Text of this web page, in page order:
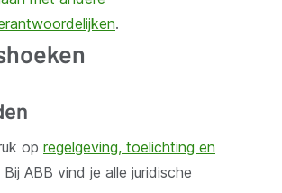
.
op regelgeving, toelichting en
Bij ABB vind je alle juridische